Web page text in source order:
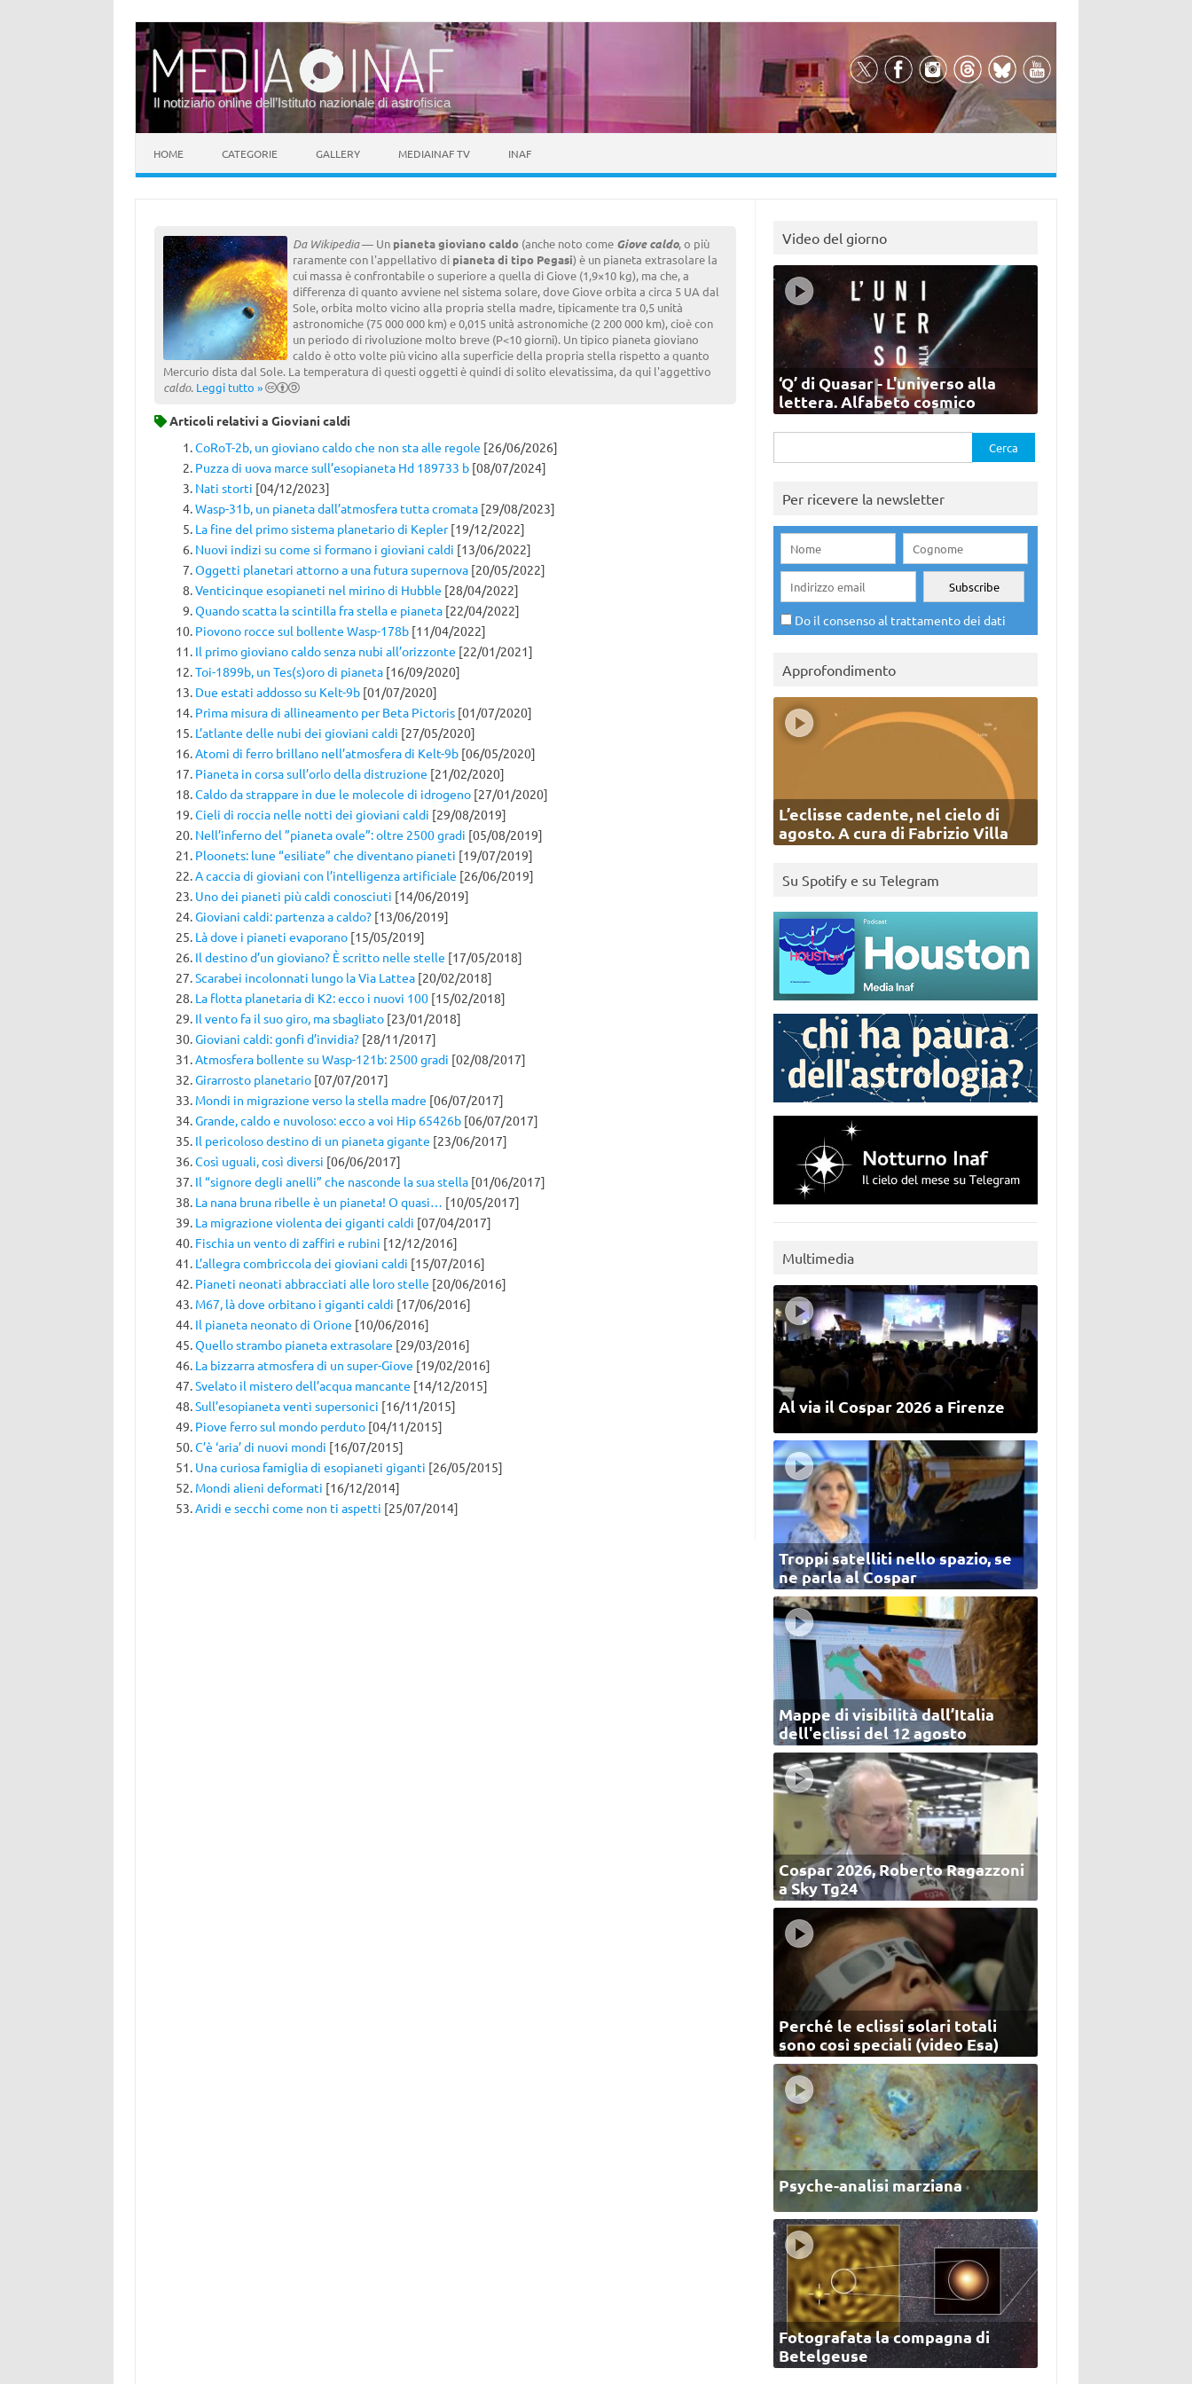
Il notiziario online dell’Istituto nazionale di astrofisica
HOME CATEGORIE GALLERY MEDIAINAF TV INAF
Da Wikipedia— Un pianeta gioviano caldo(anche noto come Giove caldo, o più
raramente con l'appellativo di pianeta di tipo Pegasi) è un pianeta extrasolare la
cui massa è confrontabile o superiore a quella di Giove (1,9×10 kg), ma che, a
differenza di quanto avviene nel sistema solare, dove Giove orbita a circa 5 UA dal
Sole, orbita molto vicino alla propria stella madre, tipicamente tra 0,5 unità
astronomiche (75 000 000 km) e 0,015 unità astronomiche (2 200 000 km), cioè con
un periodo di rivoluzione molto breve (P<10 giorni). Un tipico pianeta gioviano
caldo è otto volte più vicino alla superficie della propria stella rispetto a quanto
Mercurio dista dal Sole. La temperatura di questi oggetti è quindi di solito elevatissima, da qui l'aggettivo
caldo. Leggi tutto »
Articoli relativi a Gioviani caldi
CoRoT-2b, un gioviano caldo che non sta alle regole [26/06/2026]
Puzza di uova marce sull’esopianeta Hd 189733 b[08/07/2024]
Nati storti [04/12/2023]
Wasp-31b, un pianeta dall’atmosfera tutta cromata[29/08/2023]
La fine del primo sistema planetario di Kepler[19/12/2022]
Nuovi indizi su come si formano i gioviani caldi [13/06/2022]
Oggetti planetari attorno a una futura supernova[20/05/2022]
Venticinque esopianeti nel mirino di Hubble [28/04/2022]
Quando scatta la scintilla fra stella e pianeta[22/04/2022]
Piovono rocce sul bollente Wasp-178b[11/04/2022]
Il primo gioviano caldo senza nubi all’orizzonte [22/01/2021]
Toi-1899b, un Tes(s)oro di pianeta[16/09/2020]
Due estati addosso su Kelt-9b[01/07/2020]
Prima misura di allineamento per Beta Pictoris[01/07/2020]
L’atlante delle nubi dei gioviani caldi [27/05/2020]
Atomi di ferro brillano nell’atmosfera di Kelt-9b[06/05/2020]
Pianeta in corsa sull’orlo della distruzione [21/02/2020]
Caldo da strappare in due le molecole di idrogeno[27/01/2020]
Cieli di roccia nelle notti dei gioviani caldi [29/08/2019]
Nell’inferno del ”pianeta ovale”: oltre 2500 gradi [05/08/2019]
Ploonets: lune “esiliate” che diventano pianeti [19/07/2019]
A caccia di gioviani con l’intelligenza artificiale [26/06/2019]
Uno dei pianeti più caldi conosciuti [14/06/2019]
Gioviani caldi: partenza a caldo?[13/06/2019]
Là dove i pianeti evaporano[15/05/2019]
Il destino d’un gioviano? È scritto nelle stelle [17/05/2018]
Scarabei incolonnati lungo la Via Lattea[20/02/2018]
La flotta planetaria di K2: ecco i nuovi 100[15/02/2018]
Il vento fa il suo giro, ma sbagliato[23/01/2018]
Gioviani caldi: gonfi d’invidia?[28/11/2017]
Atmosfera bollente su Wasp-121b: 2500 gradi [02/08/2017]
Girarrosto planetario[07/07/2017]
Mondi in migrazione verso la stella madre [06/07/2017]
Grande, caldo e nuvoloso: ecco a voi Hip 65426b[06/07/2017]
Il pericoloso destino di un pianeta gigante [23/06/2017]
Così uguali, così diversi [06/06/2017]
Il “signore degli anelli” che nasconde la sua stella[01/06/2017]
La nana bruna ribelle è un pianeta! O quasi… [10/05/2017]
La migrazione violenta dei giganti caldi [07/04/2017]
Fischia un vento di zaffiri e rubini [12/12/2016]
L’allegra combriccola dei gioviani caldi [15/07/2016]
Pianeti neonati abbracciati alle loro stelle [20/06/2016]
M67, là dove orbitano i giganti caldi [17/06/2016]
Il pianeta neonato di Orione [10/06/2016]
Quello strambo pianeta extrasolare [29/03/2016]
La bizzarra atmosfera di un super-Giove [19/02/2016]
Svelato il mistero dell’acqua mancante [14/12/2015]
Sull’esopianeta venti supersonici [16/11/2015]
Piove ferro sul mondo perduto[04/11/2015]
C’è ‘aria’ di nuovi mondi [16/07/2015]
Una curiosa famiglia di esopianeti giganti [26/05/2015]
Mondi alieni deformati [16/12/2014]
Aridi e secchi come non ti aspetti [25/07/2014]
Video del giorno
‘Q’ di Quasar - L'universo alla
lettera. Alfabeto cosmico
per:
Per ricevere la newsletter
Do il consenso al trattamento dei dati
Approfondimento
L’eclisse cadente, nel cielo di
agosto. A cura di Fabrizio Villa
Su Spotify e su Telegram
Multimedia
Al via il Cospar 2026 a Firenze
Troppi satelliti nello spazio, se
ne parla al Cospar
Mappe di visibilità dall’Italia
dell'eclissi del 12 agosto
Cospar 2026, Roberto Ragazzoni
a Sky Tg24
Perché le eclissi solari totali
sono così speciali (video Esa)
Psyche-analisi marziana
Fotografata la compagna di
Betelgeuse